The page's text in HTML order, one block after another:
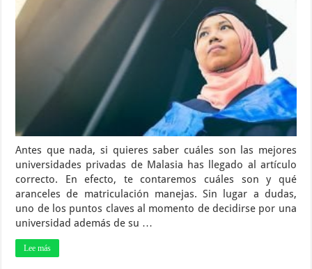
Antes que nada, si quieres saber cuáles son las mejores
universidades privadas de Malasia has llegado al artículo
correcto. En efecto, te contaremos cuáles son y qué
aranceles de matriculación manejas. Sin lugar a dudas,
uno de los puntos claves al momento de decidirse por una
universidad además de su …
Lee más